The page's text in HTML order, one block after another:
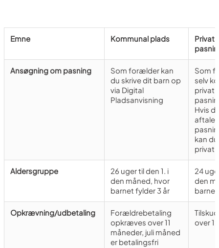
Emne Kommunal plads
Privat
Ansøgning om pasning
Som forælder kan
du skrive dit barn op
via Digital
Pladsanvisning
Som
selv
privat
Hvis
aftale
kan
privat
Aldersgruppe
26 uger til den 1. i
den måned, hvor
barnet fylder 3 år
24
den
barnet
Opkrævning/udbetaling
Forældrebetaling
opkræves over 11
måneder, juli måned
er betalingsfri
over